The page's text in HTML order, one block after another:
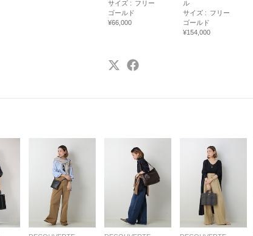
サイズ : フリー
ゴールド
¥66,000
ル
サイズ : フリー
ゴールド
¥154,000